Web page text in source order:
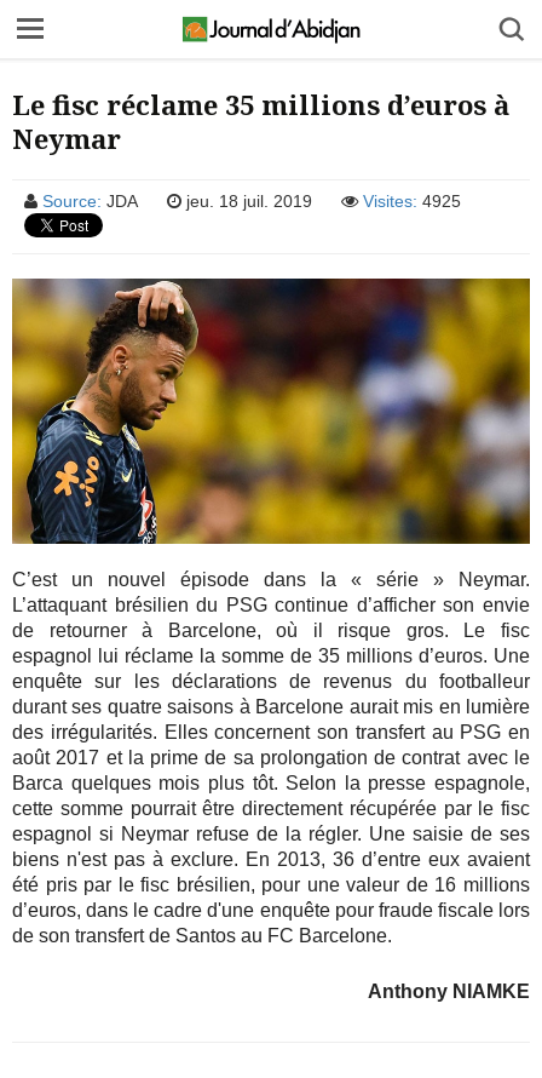
Le fisc réclame 35 millions d’euros à
Neymar
Source: JDA jeu. 18 juil. 2019 Visites: 4925
C’est un nouvel épisode dans la « série » Neymar.
L’attaquant brésilien du PSG continue d’afficher son envie
de retourner à Barcelone, où il risque gros. Le fisc
espagnol
lui réclame la somme de 35 millions d’euros. Une
enquête sur les déclarations de revenus du footballeur
durant ses quatre saisons à Barcelone aurait mis en lumière
des irrégularités. Elles concernent son transfert au PSG en
août 2017 et la prime de sa prolongation de contrat avec le
Barca quelques mois plus tôt. Selon la presse espagnole,
cette somme pourrait être directement récupérée par le fisc
espagnol si Neymar refuse de la régler. Une saisie de ses
biens n'est pas à exclure. En 2013, 36 d’entre eux avaient
été pris par le fisc brésilien, pour une valeur de 16 millions
d’euros, dans le cadre d'une enquête pour fraude fiscale lors
de son transfert de Santos au FC Barcelone.
Anthony NIAMKE